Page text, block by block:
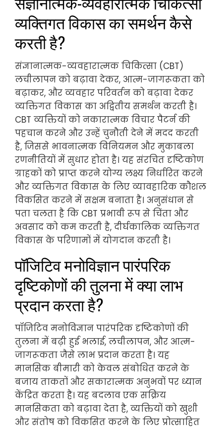
व्यक्तिगत विकास का समर्थन कैसे
करती है?
संज्ञानात्मक-व्यवहारात्मक चिकित्सा (CBT)
लचीलापन को बढ़ावा देकर, आत्म-जागरूकता को
बढ़ाकर, और व्यवहार परिवर्तन को बढ़ावा देकर
व्यक्तिगत विकास का अद्वितीय समर्थन करती है।
CBT व्यक्तियों को नकारात्मक विचार पैटर्न की
पहचान करने और उन्हें चुनौती देने में मदद करती
है, जिससे भावनात्मक विनियमन और मुकाबला
रणनीतियों में सुधार होता है। यह संरचित दृष्टिकोण
ग्राहकों को प्राप्त करने योग्य लक्ष्य निर्धारित करने
और व्यक्तिगत विकास के लिए व्यावहारिक कौशल
विकसित करने में सक्षम बनाता है। अनुसंधान से
पता चलता है कि CBT प्रभावी रूप से चिंता और
अवसाद को कम करती है, दीर्घकालिक व्यक्तिगत
विकास के परिणामों में योगदान करती है।
पॉजिटिव मनोविज्ञान पारंपरिक
दृष्टिकोणों की तुलना में क्या लाभ
प्रदान करता है?
पॉजिटिव मनोविज्ञान पारंपरिक दृष्टिकोणों की
तुलना में बढ़ी हुई भलाई, लचीलापन, और आत्म-
जागरूकता जैसे लाभ प्रदान करता है। यह
मानसिक बीमारी को केवल संबोधित करने के
बजाय ताकतों और सकारात्मक अनुभवों पर ध्यान
केंद्रित करता है। यह बदलाव एक सक्रिय
मानसिकता को बढ़ावा देता है, व्यक्तियों को खुशी
और संतोष को विकसित करने के लिए प्रोत्साहित